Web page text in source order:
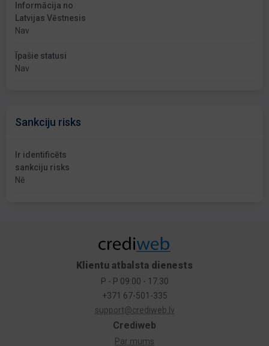
Informācija no
Latvijas Vēstnesis
Nav
Īpašie statusi
Nav
Sankciju risks
Ir identificēts
sankciju risks
Nē
Crediweb
Par mums
Klientu atbalsta dienests
P - P 09:00 - 17:30
+371 67-501-335
support@crediweb.lv